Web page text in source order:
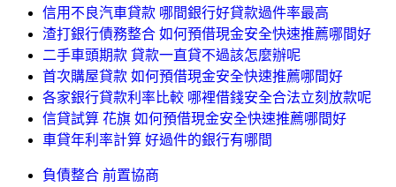
信用不良汽車貸款 哪間銀行好貸款過件率最高
渣打銀行債務整合 如何預借現金安全快速推薦哪間好
二手車頭期款 貸款一直貸不過該怎麼辦呢
首次購屋貸款 如何預借現金安全快速推薦哪間好
各家銀行貸款利率比較 哪裡借錢安全合法立刻放款呢
信貸試算 花旗 如何預借現金安全快速推薦哪間好
車貸年利率計算 好過件的銀行有哪間
負債整合 前置協商